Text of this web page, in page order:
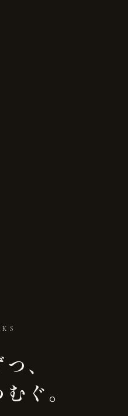
、
ぐ。